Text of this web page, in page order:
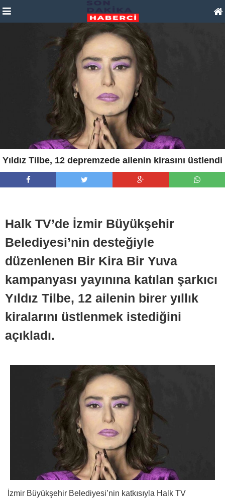
Yıldız Tilbe, 12 depremzede ailenin kirasını üstlendi
Halk TV’de İzmir Büyükşehir
Belediyesi’nin desteğiyle
düzenlenen Bir Kira Bir Yuva
kampanyası yayınına katılan şarkıcı
Yıldız Tilbe, 12 ailenin birer yıllık
kiralarını üstlenmek istediğini
açıkladı.
İzmir Büyükşehir Belediyesi’nin katkısıyla Halk TV